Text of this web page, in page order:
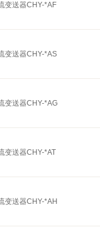
变送器CHY-*AF
变送器CHY-*AS
变送器CHY-*AG
变送器CHY-*AT
变送器CHY-*AH